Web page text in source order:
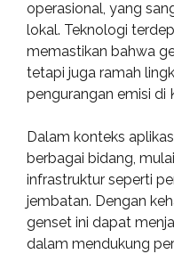
operasional, yang
lokal. Teknologi
memastikan bahwa
tetapi juga ramah
pengurangan emisi di
Dalam konteks
berbagai bidang,
infrastruktur seperti
jembatan. Dengan
genset ini dapat
dalam mendukung